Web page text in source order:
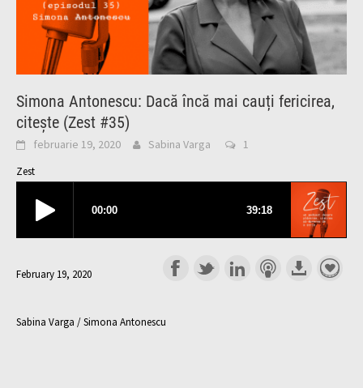
Simona Antonescu: Dacă încă mai cauți fericirea,
citește (Zest #35)
februarie 19, 2020 Sabina Varga 1
Zest
February 19, 2020
Sabina Varga / Simona Antonescu